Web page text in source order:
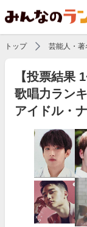
トップ 芸能人・著
【投票結果
歌唱力ラン
アイドル・